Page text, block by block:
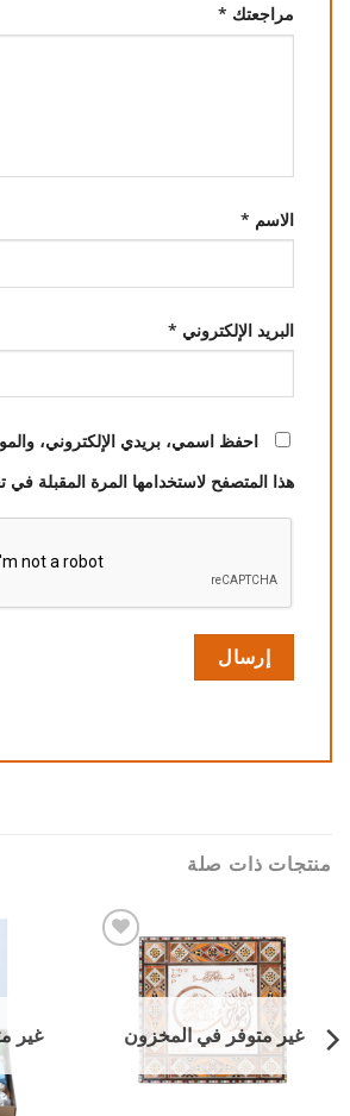
مراجعتك *
الاسم *
البريد الإلكتروني *
احفظ اسمي، بريدي الإلكتروني،
هذا المتصفح لاستخدامها المرة المقبلة في
منتجات ذات صلة
غير متوفر في المخزون غير